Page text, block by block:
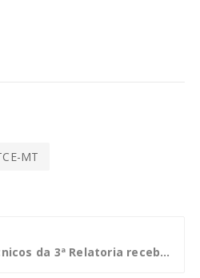
MT
Auditores e técnicos da 3ª Relatoria recebem qualificação em auditoria avançada